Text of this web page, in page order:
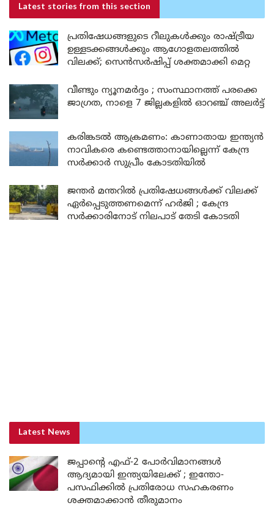
Latest stories from this section
പ്രതിഷേധങ്ങളുടെ റീലുകൾക്കും രാഷ്ട്രീയ
ഉള്ളടക്കങ്ങൾക്കും ആഗോളതലത്തിൽ
വിലക്ക്; സെൻസർഷിപ്പ് ശക്തമാക്കി മെറ്റ
വീണ്ടും ന്യൂനമർദ്ദം ; സംസ്ഥാനത്ത് പരക്കെ
ജാഗ്രത, നാളെ 7 ജില്ലകളിൽ ഓറഞ്ച് അലർട്ട്
കരിങ്കടൽ ആക്രമണം: കാണാതായ ഇന്ത്യൻ
നാവികരെ കണ്ടെത്താനായില്ലെന്ന് കേന്ദ്ര
സർക്കാർ സുപ്രീം കോടതിയിൽ
ജന്തർ മന്തറിൽ പ്രതിഷേധങ്ങൾക്ക് വിലക്ക്
ഏർപ്പെടുത്തണമെന്ന് ഹർജി ; കേന്ദ്ര
സർക്കാരിനോട് നിലപാട് തേടി കോടതി
Latest News
ജപ്പാന്റെ എഫ്-2 പോർവിമാനങ്ങൾ
ആദ്യമായി ഇന്ത്യയിലേക്ക് ; ഇന്തോ-
പസഫിക്കിൽ പ്രതിരോധ സഹകരണം
ശക്തമാക്കാൻ തീരുമാനം